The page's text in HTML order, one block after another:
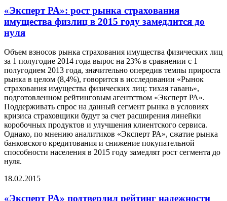
«Эксперт РА»: рост рынка страхования
имущества физлиц в 2015 году замедлится до
нуля
Объем взносов рынка страхования имущества физических лиц
за 1 полугодие 2014 года вырос на 23% в сравнении с 1
полугодием 2013 года, значительно опередив темпы прироста
рынка в целом (8,4%), говорится в исследовании «Рынок
страхования имущества физических лиц: тихая гавань»,
подготовленном рейтинговым агентством «Эксперт РА».
Поддерживать спрос на данный сегмент рынка в условиях
кризиса страховщики будут за счет расширения линейки
коробочных продуктов и улучшения клиентского сервиса.
Однако, по мнению аналитиков «Эксперт РА», сжатие рынка
банковского кредитования и снижение покупательной
способности населения в 2015 году замедлят рост сегмента до
нуля.
18.02.2015
«Эксперт РА» подтвердил рейтинг надежности